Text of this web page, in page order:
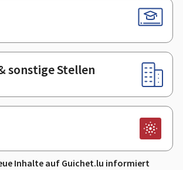
sonstige Stellen
Inhalte auf Guichet.lu informiert